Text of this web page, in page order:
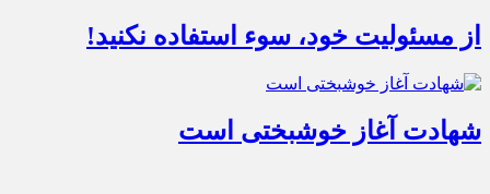
از مسئولیت خود، سوء استفاده نکنید!
شهادت آغاز خوشبختی است